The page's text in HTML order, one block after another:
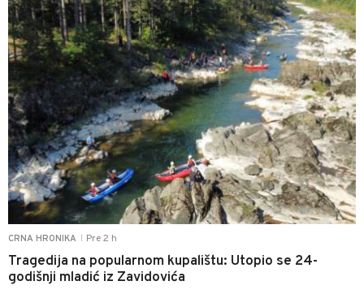
CRNA HRONIKA Pre 2 h
Tragedija na popularnom kupalištu: Utopio se 24-
godišnji mladić iz Zavidovića